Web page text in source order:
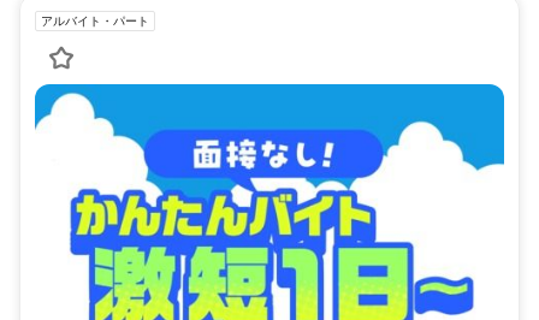
アルバイト・パート